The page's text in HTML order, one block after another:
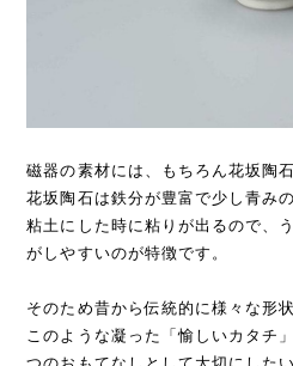
磁器の素材には、もちろん花坂陶
花坂陶石は鉄分が豊富で少し青み
粘土にした時に粘りが出るので、
がしやすいのが特徴です。
そのため昔から伝統的に様々な形
このような凝った「愉しいカタチ